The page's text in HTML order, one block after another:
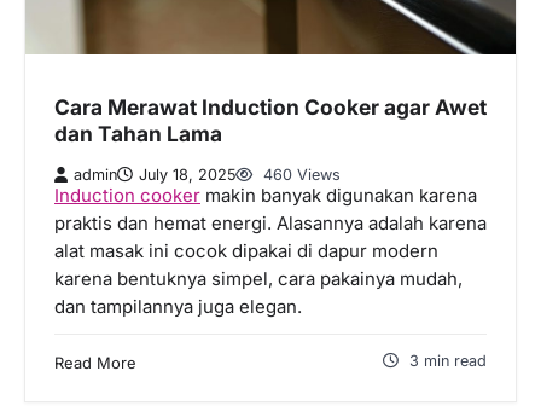
Cara Merawat Induction Cooker agar Awet
dan Tahan Lama
admin July 18, 2025 460 Views
Induction cooker makin banyak digunakan karena
praktis dan hemat energi. Alasannya adalah karena
alat masak ini cocok dipakai di dapur modern
karena bentuknya simpel, cara pakainya mudah,
dan tampilannya juga elegan.
Read More 3 min read